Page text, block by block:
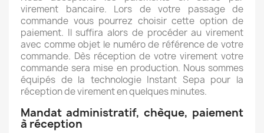
virement bancaire. Lors de votre passage de
commande vous pourrez choisir cette option de
paiement. Il suffira alors de procéder au virement
avec comme objet le numéro de référence de votre
commande. Dès réception de votre virement votre
commande sera mise en production. Nous sommes
équipés de la technologie Instant Sepa pour la
réception de virement en quelques minutes.
Mandat administratif, chèque, paiement
à réception